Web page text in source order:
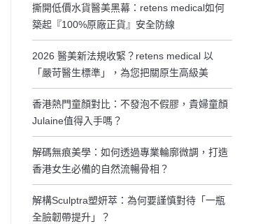
撕開低價水貨醫美黑幕：retens medical如何
築起『100%原廠正貨』安全防線
2026 醫美新法規收緊？retens medical 以
「嚴苛醫生標準」，為您把關原生高級美
香港熱門童顏對比：不發泡不假膠，貴婦童顏
Julaine值得入手嗎？
解碼無痕美學：如何透過專業輪廓微調，打造
香港女生必備的自然流暢骨相？
解構Sculptra塑妍萃：為何要謹慎對待「一瓶
全臉韌帶提升」？